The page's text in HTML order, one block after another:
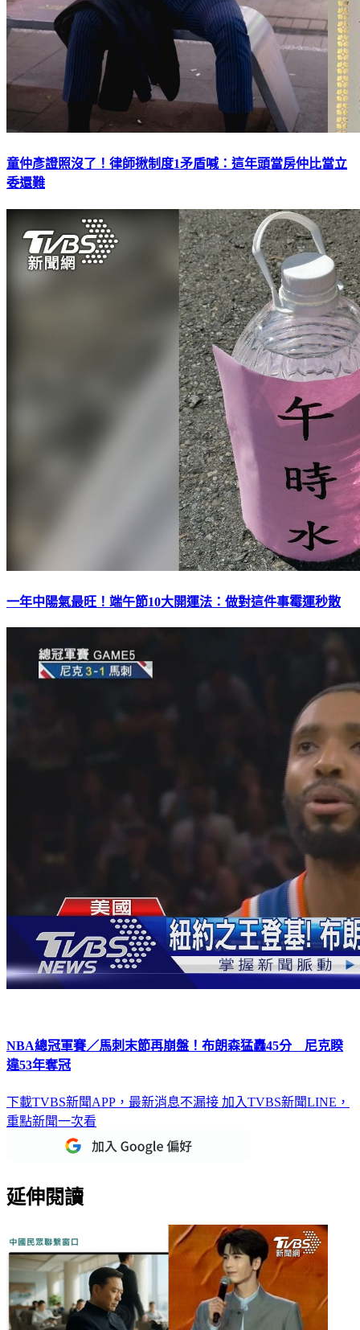
童仲彥證照沒了！律師揪制度1矛盾喊：這年頭當房仲比當立
委還難
一年中陽氣最旺！端午節10大開運法：做對這件事霉運秒散
NBA總冠軍賽／馬刺末節再崩盤！布朗森猛轟45分 尼克睽
違53年奪冠
下載TVBS新聞APP，最新消息不漏接 加入TVBS新聞LINE，
重點新聞一次看
延伸閱讀